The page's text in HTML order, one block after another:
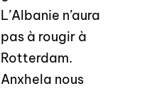
L’Albanie n’aura
pas à rougir à
Rotterdam.
Anxhela nous